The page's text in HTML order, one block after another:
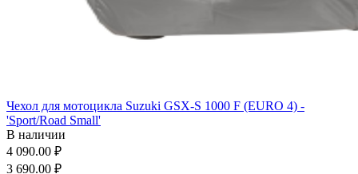
Чехол для мотоцикла Suzuki GSX-S 1000 F (EURO 4) -
'Sport/Road Small'
В наличии
4 090.00 ₽
3 690.00 ₽